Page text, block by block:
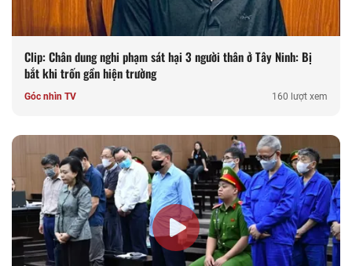
Clip: Chân dung nghi phạm sát hại 3 người thân ở Tây Ninh: Bị
bắt khi trốn gần hiện trường
Góc nhìn TV 160 lượt xem